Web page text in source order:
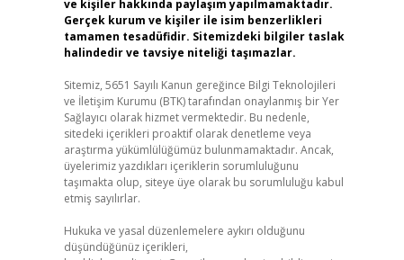
ve kişiler hakkında paylaşım yapılmamaktadır.
Gerçek kurum ve kişiler ile isim benzerlikleri
tamamen tesadüfidir. Sitemizdeki bilgiler taslak
halindedir ve tavsiye niteliği taşımazlar.
Sitemiz, 5651 Sayılı Kanun gereğince Bilgi Teknolojileri
ve İletişim Kurumu (BTK) tarafından onaylanmış bir Yer
Sağlayıcı olarak hizmet vermektedir. Bu nedenle,
sitedeki içerikleri proaktif olarak denetleme veya
araştırma yükümlülüğümüz bulunmamaktadır. Ancak,
üyelerimiz yazdıkları içeriklerin sorumluluğunu
taşımakta olup, siteye üye olarak bu sorumluluğu kabul
etmiş sayılırlar.
Hukuka ve yasal düzenlemelere aykırı olduğunu
düşündüğünüz içerikleri,